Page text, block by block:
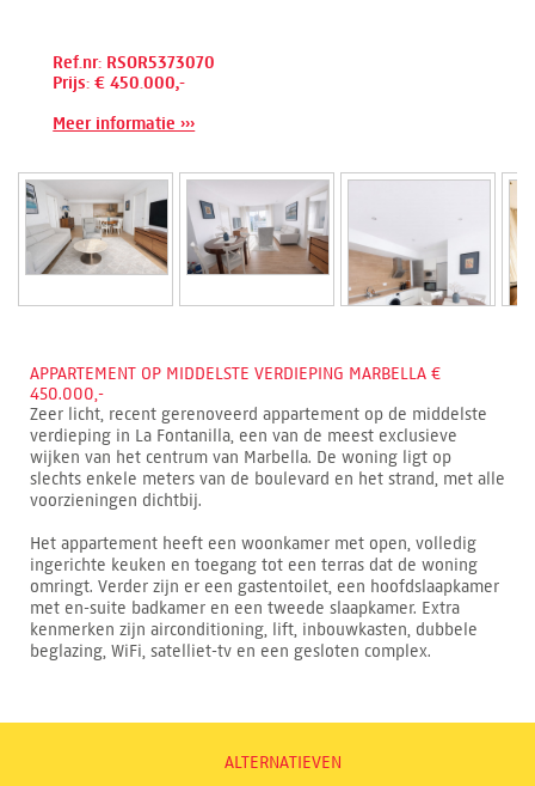
Ref.nr: RSOR5373070
Prijs: € 450.000,-
Meer informatie ›››
APPARTEMENT OP MIDDELSTE VERDIEPING MARBELLA €
450.000,-
Zeer licht, recent gerenoveerd appartement op de middelste
verdieping in La Fontanilla, een van de meest exclusieve
wijken van het centrum van Marbella. De woning ligt op
slechts enkele meters van de boulevard en het strand, met alle
voorzieningen dichtbij.
Het appartement heeft een woonkamer met open, volledig
ingerichte keuken en toegang tot een terras dat de woning
omringt. Verder zijn er een gastentoilet, een hoofdslaapkamer
met en-suite badkamer en een tweede slaapkamer. Extra
kenmerken zijn airconditioning, lift, inbouwkasten, dubbele
beglazing, WiFi, satelliet-tv en een gesloten complex.
ALTERNATIEVEN